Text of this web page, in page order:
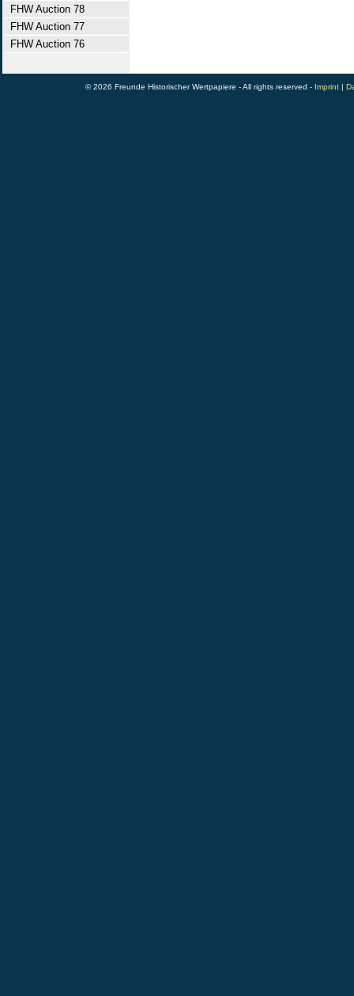
FHW Auction 78
FHW Auction 77
FHW Auction 76
© 2026 Freunde Historischer Wertpapiere - All rights reserved - Imprint |